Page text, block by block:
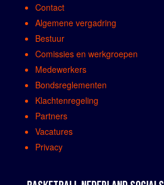
Contact
Algemene vergadring
Bestuur
Comissies en werkgroepen
Medewerkers
Bondsreglementen
Klachtenregeling
Partners
Vacatures
Privacy